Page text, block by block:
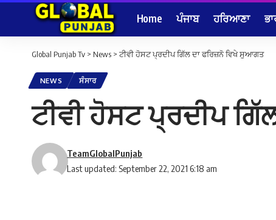
Home ਪੰਜਾਬ ਹਰਿਆਣਾ
Global Punjab Tv > News > ਟੀਵੀ ਹੋਸਟ ਪ੍ਰਦੀਪ ਗਿੱਲ ਦਾ ਫਰਿਜ਼ਨੋ ਵਿਖੇ ਸੁਆਗਤ
NEWS ਸੰਸਾਰ
ਟੀਵੀ ਹੋਸਟ ਪ੍ਰਦੀਪ
Last updated: September 22, 2021 6:18 am
TeamGlobalPunjab